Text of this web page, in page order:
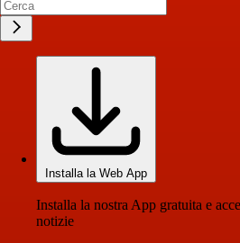
Installa la Web App
Installa la nostra App gratuita e
notizie